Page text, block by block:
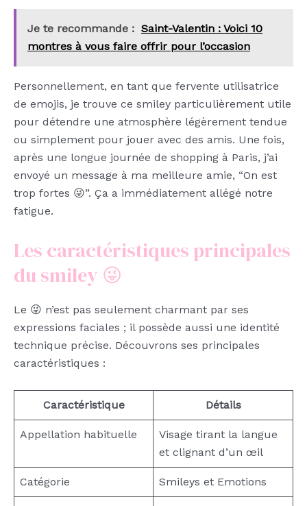
Je te recommande : Saint-Valentin : Voici 10
montres à vous faire offrir pour l’occasion
Personnellement, en tant que fervente utilisatrice
de emojis, je trouve ce smiley particulièrement utile
pour détendre une atmosphère légèrement tendue
ou simplement pour jouer avec des amis. Une fois,
après une longue journée de shopping à Paris, j’ai
envoyé un message à ma meilleure amie, “On est
trop fortes 😜”. Ça a immédiatement allégé notre
fatigue.
Les caractéristiques principales
du smiley 😜
Le 😜 n’est pas seulement charmant par ses
expressions faciales ; il possède aussi une identité
technique précise. Découvrons ses principales
caractéristiques :
Caractéristique Détails
Appellation habituelle
Visage tirant la langue
et clignant d’un œil
Catégorie Smileys et Emotions